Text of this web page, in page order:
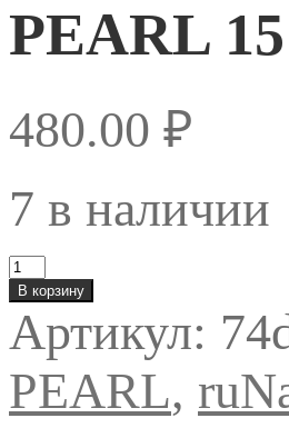
PEARL
480.00 ₽
7 в наличии
Количество
товара
ruNail
Моделирующий
УФ-
BUILDER
UV
В корзину
Артикул:
PEARL,